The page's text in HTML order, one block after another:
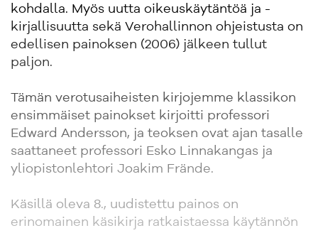
kohdalla. Myös uutta oikeuskäytäntöä ja -
kirjallisuutta sekä Verohallinnon ohjeistusta on
edellisen painoksen (2006) jälkeen tullut
paljon.
Tämän verotusaiheisten kirjojemme klassikon
ensimmäiset painokset kirjoitti professori
Edward Andersson, ja teoksen ovat ajan tasalle
saattaneet professori Esko Linnakangas ja
yliopistonlehtori Joakim Frände.
Käsillä oleva 8., uudistettu painos on
erinomainen käsikirja ratkaistaessa käytännön